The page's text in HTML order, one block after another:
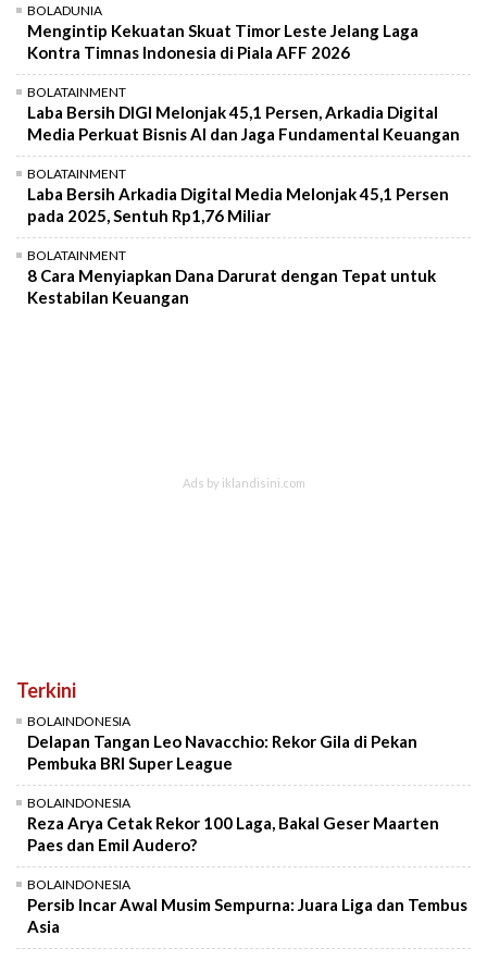
BOLADUNIA
Mengintip Kekuatan Skuat Timor Leste Jelang Laga
Kontra Timnas Indonesia di Piala AFF 2026
BOLATAINMENT
Laba Bersih DIGI Melonjak 45,1 Persen, Arkadia Digital
Media Perkuat Bisnis AI dan Jaga Fundamental Keuangan
BOLATAINMENT
Laba Bersih Arkadia Digital Media Melonjak 45,1 Persen
pada 2025, Sentuh Rp1,76 Miliar
BOLATAINMENT
8 Cara Menyiapkan Dana Darurat dengan Tepat untuk
Kestabilan Keuangan
Terkini
BOLAINDONESIA
Delapan Tangan Leo Navacchio: Rekor Gila di Pekan
Pembuka BRI Super League
BOLAINDONESIA
Reza Arya Cetak Rekor 100 Laga, Bakal Geser Maarten
Paes dan Emil Audero?
BOLAINDONESIA
Persib Incar Awal Musim Sempurna: Juara Liga dan Tembus
Asia